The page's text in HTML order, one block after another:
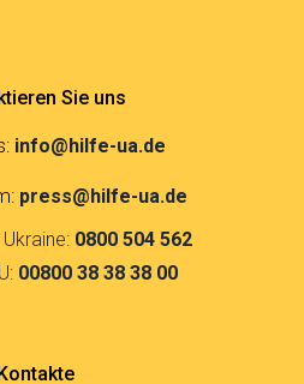
Sie uns
info@hilfe-ua.de
press@hilfe-ua.de
0800 504 562
00800 38 38 38 00